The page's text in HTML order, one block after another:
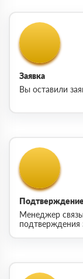
Заявка
Вы оставили
Подтверждение
Менеджер
подтверждения